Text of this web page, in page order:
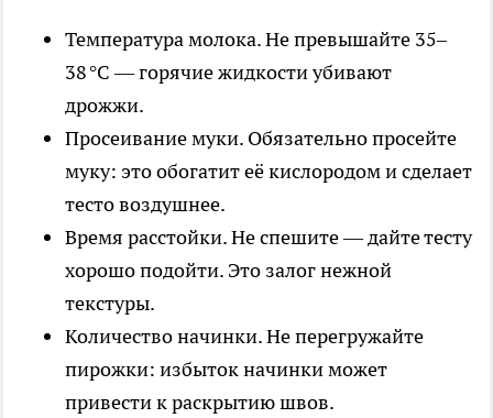
Температура молока. Не превышайте 35–
38 °C — горячие жидкости убивают
дрожжи.
Просеивание муки. Обязательно просейте
муку: это обогатит её кислородом и сделает
тесто воздушнее.
Время расстойки. Не спешите — дайте тесту
хорошо подойти. Это залог нежной
текстуры.
Количество начинки. Не перегружайте
пирожки: избыток начинки может
привести к раскрытию швов.